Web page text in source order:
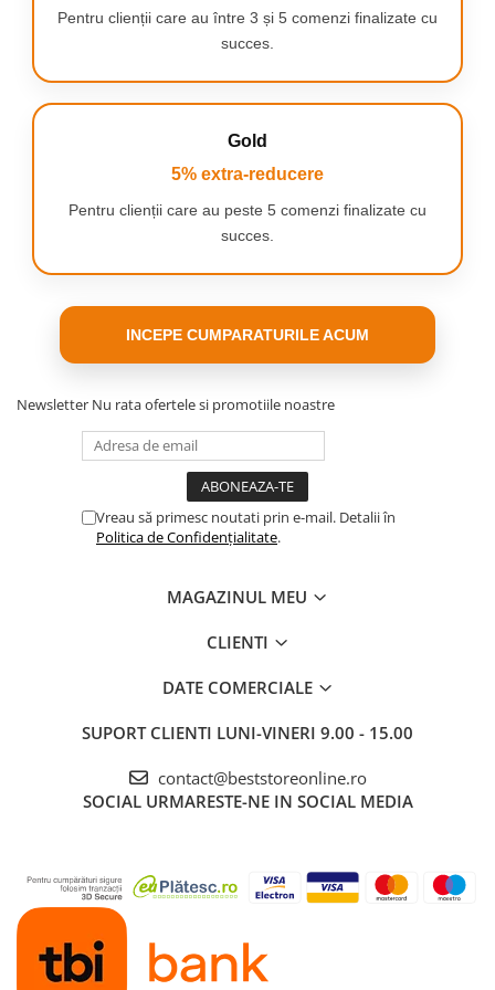
si lasa ca fiecare calatorie sa conteze.
Pentru clienții care au între 3 și 5 comenzi finalizate cu
succes.
Gold
5% extra-reducere
Pentru clienții care au peste 5 comenzi finalizate cu
succes.
INCEPE CUMPARATURILE ACUM
Newsletter Nu rata ofertele si promotiile noastre
Vreau să primesc noutati prin e-mail. Detalii în
Politica de Confidențialitate.
MAGAZINUL MEU
CLIENTI
DATE COMERCIALE
SUPORT CLIENTI LUNI-VINERI 9.00 - 15.00
contact@beststoreonline.ro
SOCIAL URMARESTE-NE IN SOCIAL MEDIA